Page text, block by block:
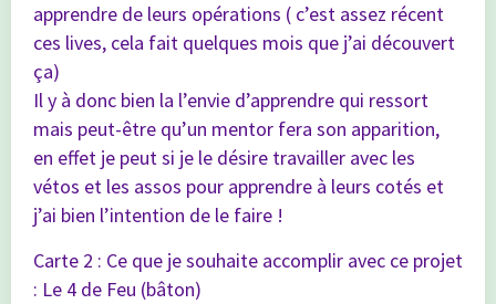
apprendre de leurs opérations ( c’est assez récent
ces lives, cela fait quelques mois que j’ai découvert
ça)
Il y à donc bien la l’envie d’apprendre qui ressort
mais peut-être qu’un mentor fera son apparition,
en effet je peut si je le désire travailler avec les
vétos et les assos pour apprendre à leurs cotés et
j’ai bien l’intention de le faire !
Carte 2 : Ce que je souhaite accomplir avec ce projet
: Le 4 de Feu (bâton)